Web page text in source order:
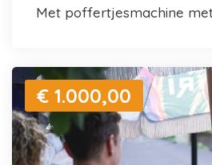
met poffertjesmachine
€ 1.000,00